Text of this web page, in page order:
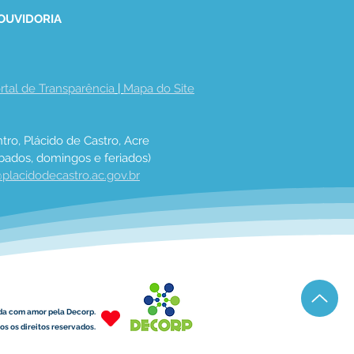
de Transparência | Mapa do Site
Plácido de Castro, Acre
domingos e feriados)
com amor pela Decorp.
os direitos reservados.